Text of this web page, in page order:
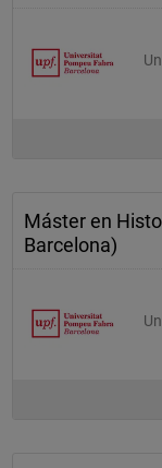
Máster en
Barcelona)